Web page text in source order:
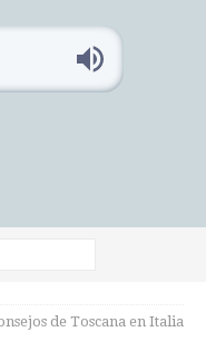
de Toscana en Italia